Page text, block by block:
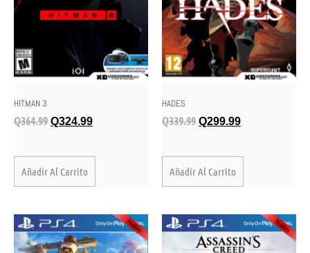
HITMAN 3
Q364.99 Q324.99
Añadir Al Carrito
HADES
Q339.99 Q299.99
Añadir Al Carrito